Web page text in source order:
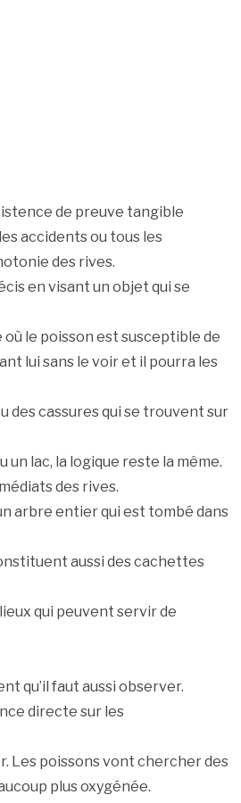
de preuve tangible
accidents ou tous les
des rives.
en visant un objet qui se
le poisson est susceptible de
lui sans le voir et il pourra les
des cassures qui se trouvent sur
un lac, la logique reste la même.
des rives.
arbre entier qui est tombé dans
aussi des cachettes
qui peuvent servir de
qu’il faut aussi observer.
directe sur les
Les poissons vont chercher des
plus oxygénée.